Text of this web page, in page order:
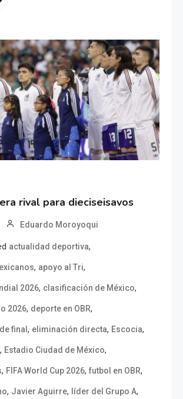
rival para dieciseisavos
Eduardo Moroyoqui
actualidad deportiva,
, apoyo al Tri,
2026, clasificación de México,
2026, deporte en OBR,
final , eliminación directa, Escocia,
, Estadio Ciudad de México,
, FIFA World Cup 2026, futbol en OBR,
, Javier Aguirre, líder del Grupo A,